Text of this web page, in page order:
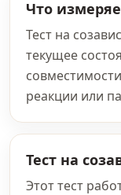
Что
Тест на
текущее
реакции или
Тест на
Этот тест